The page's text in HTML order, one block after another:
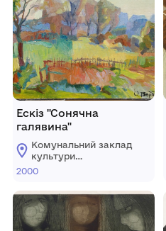
Ескіз "Сонячна
галявина"
Комунальний заклад
культури
"Хмельницький
музей"
2000